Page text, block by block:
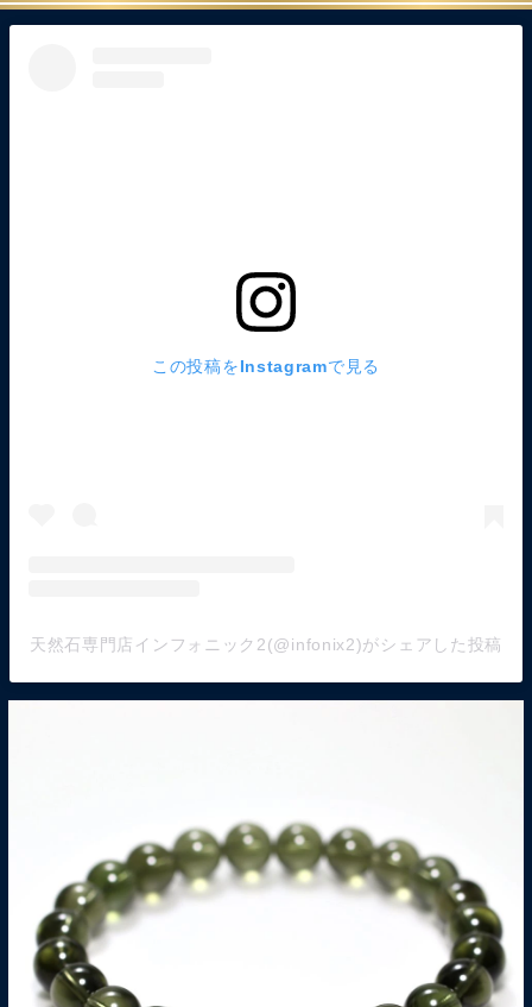
この投稿をInstagramで見る
天然石専門店インフォニック2(@infonix2)がシェアした投稿